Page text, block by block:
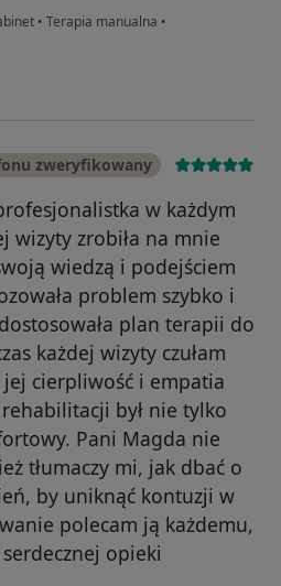
• Terapia manualna •
zweryfikowany
w każdym
wizyty zrobiła na mnie
wiedzą i podejściem
problem szybko i
plan terapii do
każdej wizyty czułam
cierpliwość i empatia
był nie tylko
Pani Magda nie
tłumaczy mi, jak dbać o
by uniknąć kontuzji w
polecam ją każdemu,
opieki